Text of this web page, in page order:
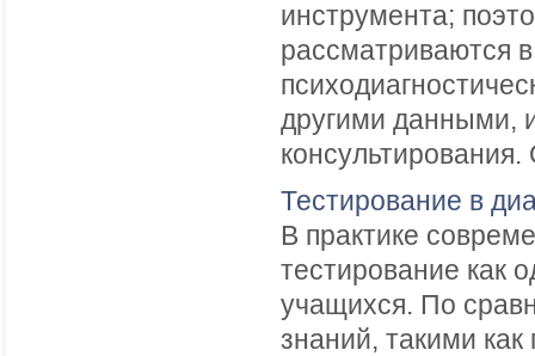
инструмента;
рассматриваются
другими данными,
Тестирование в
В практике
тестирование как
учащихся. По
знаний, такими